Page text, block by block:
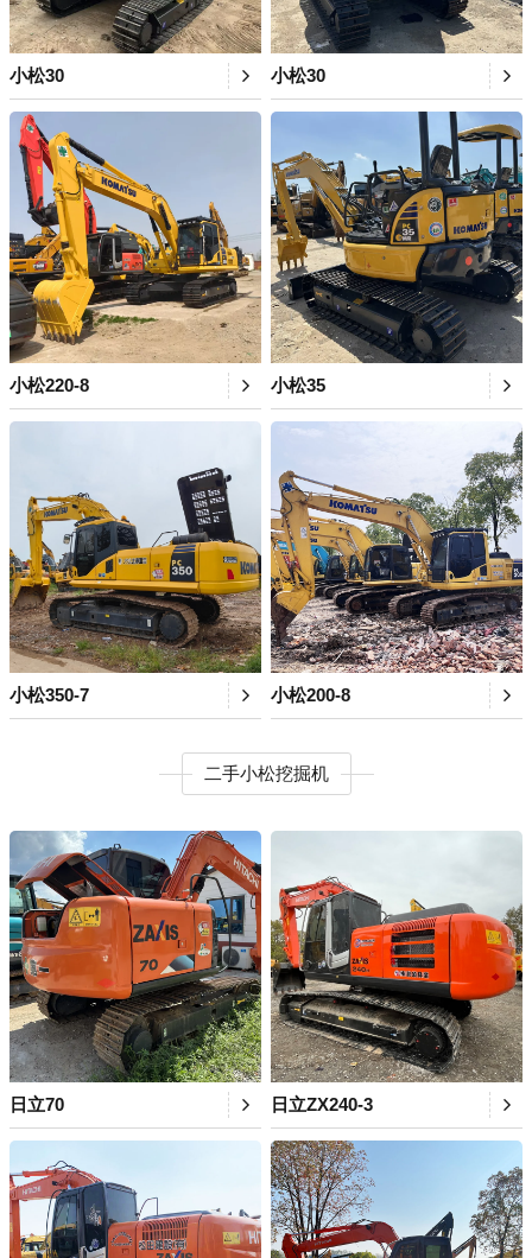
小松30 小松30
小松220-8 小松35
小松350-7 小松200-8
二手小松挖掘机
日立70 日立ZX240-3